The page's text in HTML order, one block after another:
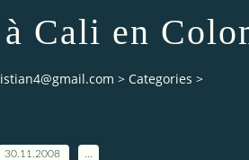
Cali en
> Categories >
30.11.2008